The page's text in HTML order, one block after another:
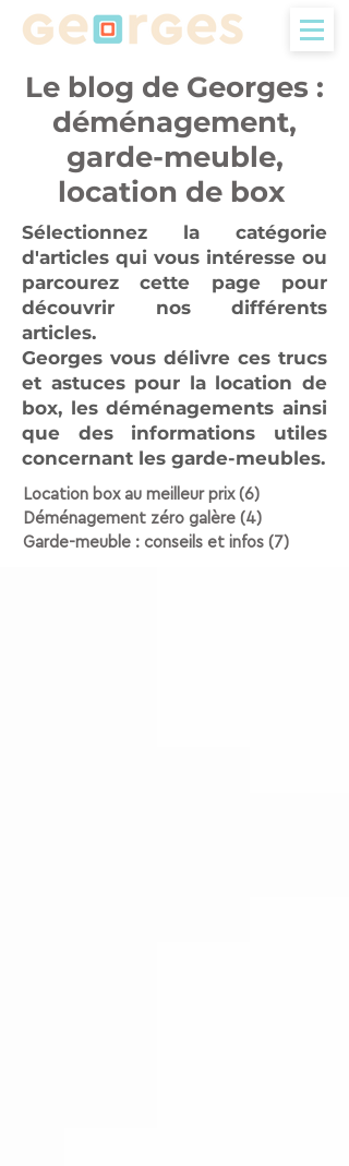
Le blog de Georges :
déménagement,
garde-meuble,
location de box
Sélectionnez la catégorie
d'articles qui vous intéresse ou
parcourez cette page pour
découvrir nos différents
articles.
Georges vous délivre ces trucs
et astuces pour la location de
box, les déménagements ainsi
que des informations utiles
concernant les garde-meubles.
Location box au meilleur prix (6)
Déménagement zéro galère (4)
Garde-meuble : conseils et infos (7)